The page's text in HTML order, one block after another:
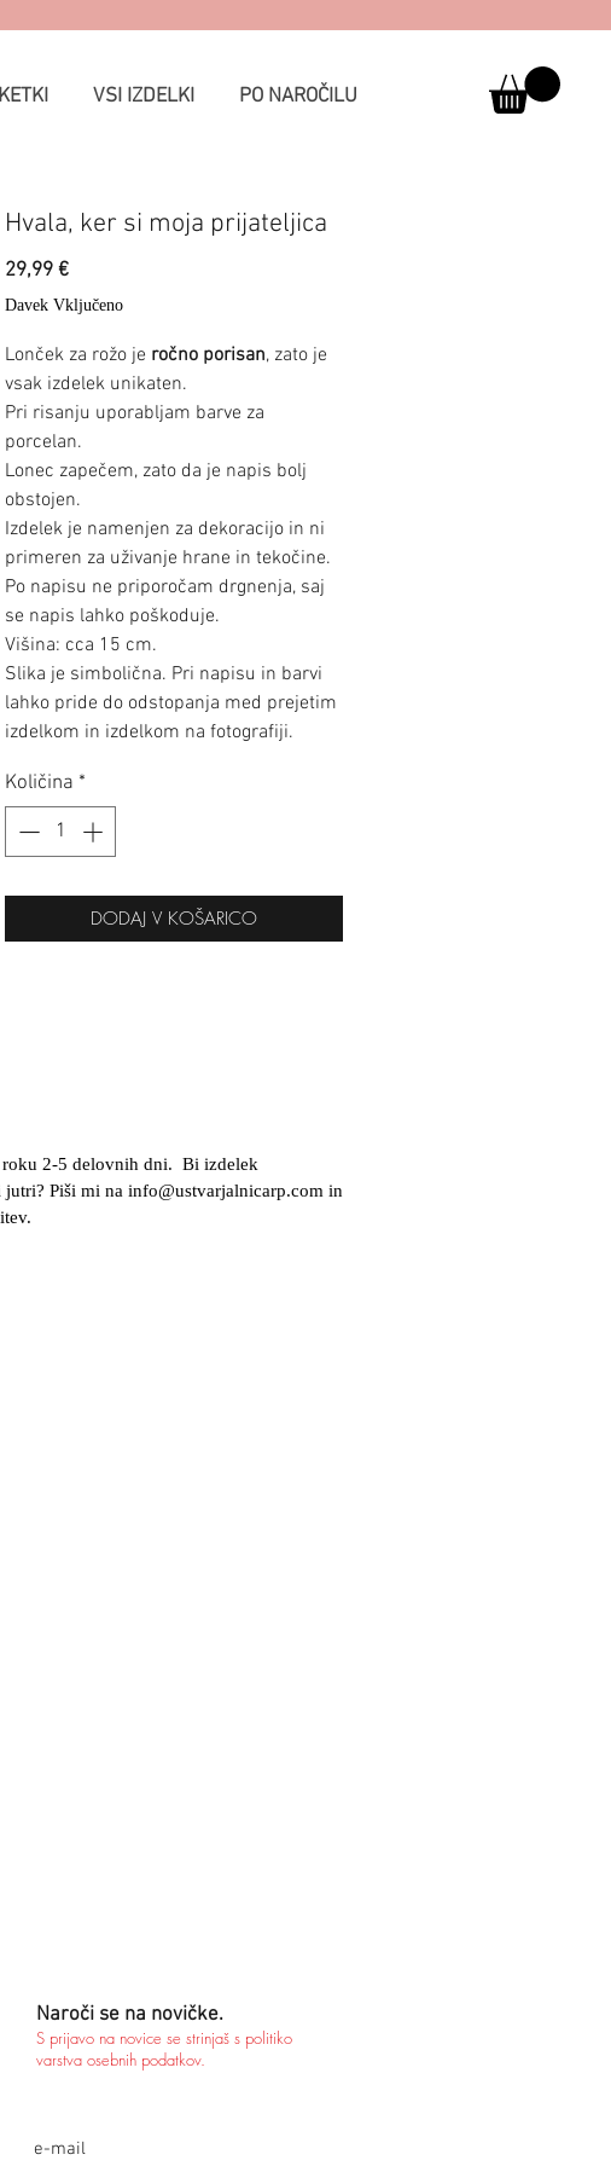
VSI IZDELKI PO NAROČILU
Hvala, ker si moja prijateljica
29,99 €Price
Davek Vključeno
Lonček za rožo je ročno porisan, zato je
vsak izdelek unikaten.
Pri risanju uporabljam barve za
porcelan.
Lonec zapečem, zato da je napis bolj
obstojen.
Izdelek je namenjen za dekoracijo in ni
primeren za uživanje hrane in tekočine.
Po napisu ne priporočam drgnenja, saj
se napis lahko poškoduje.
Višina: cca 15 cm.
Slika je simbolična. Pri napisu in barvi
lahko pride do odstopanja med prejetim
izdelkom in izdelkom na fotografiji.
Količina *
DODAJ V KOŠARICO
2-5 delovnih dni. Bi izdelek
jutri? Piši mi na info@ustvarjalnicarp.com in
Naroči se na novičke.
S prijavo na novice se strinjaš s politiko
varstva osebnih podatkov.